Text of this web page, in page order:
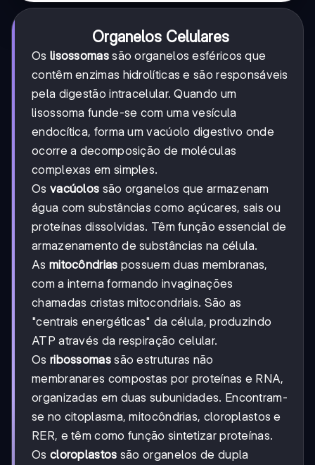
Organelos Celulares
Os lisossomassão organelos esféricos que
contêm enzimas hidrolíticas e são responsáveis
pela digestão intracelular. Quando um
lisossoma funde-se com uma vesícula
endocítica, forma um vacúolo digestivo onde
ocorre a decomposição de moléculas
complexas em simples.
Os vacúolos são organelos que armazenam
água com substâncias como açúcares, sais ou
proteínas dissolvidas. Têm função essencial de
armazenamento de substâncias na célula.
As mitocôndrias possuem duas membranas,
com a interna formando invaginações
chamadas cristas mitocondriais. São as
"centrais energéticas" da célula, produzindo
ATP através da respiração celular.
Os ribossomassão estruturas não
membranares compostas por proteínas e RNA,
organizadas em duas subunidades. Encontram-
se no citoplasma, mitocôndrias, cloroplastos e
RER, e têm como função sintetizar proteínas.
Os cloroplastos são organelos de dupla